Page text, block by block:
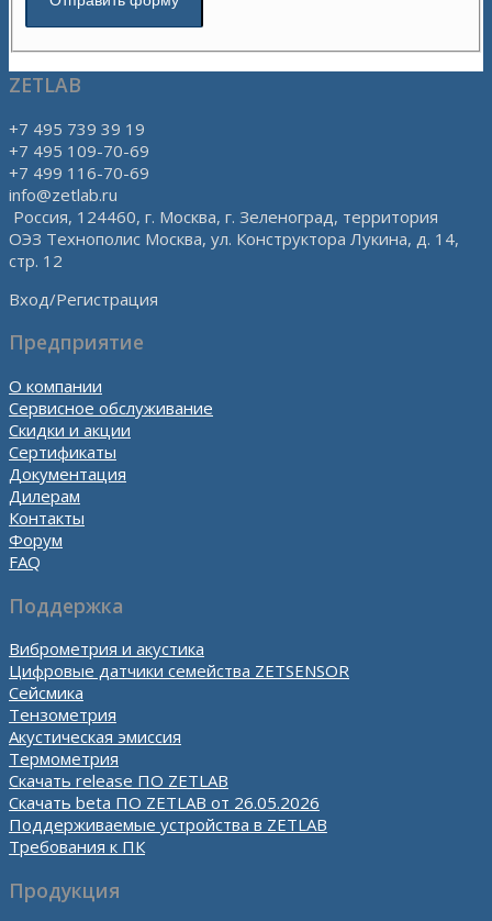
ZETLAB
+7 495 739 39 19
+7 495 109-70-69
+7 499 116-70-69
info@zetlab.ru
Россия, 124460, г. Москва, г. Зеленоград, территория
ОЭЗ Технополис Москва, ул. Конструктора Лукина, д. 14,
стр. 12
Вход/Регистрация
Предприятие
О компании
Сервисное обслуживание
Скидки и акции
Сертификаты
Документация
Дилерам
Контакты
Форум
FAQ
Поддержка
Виброметрия и акустика
Цифровые датчики семейства ZETSENSOR
Сейсмика
Тензометрия
Акустическая эмиссия
Термометрия
Скачать release ПО ZETLAB
Скачать beta ПО ZETLAB от 26.05.2026
Поддерживаемые устройства в ZETLAB
Требования к ПК
Продукция